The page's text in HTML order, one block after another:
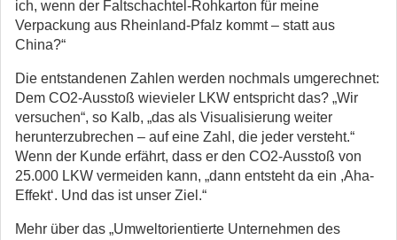
ich, wenn der Faltschachtel-Rohkarton für meine
Verpackung aus Rheinland-Pfalz kommt – statt aus
China?“
Die entstandenen Zahlen werden nochmals umgerechnet:
Dem CO2-Ausstoß wievieler LKW entspricht das? „Wir
versuchen“, so Kalb, „das als Visualisierung weiter
herunterzubrechen – auf eine Zahl, die jeder versteht.“
Wenn der Kunde erfährt, dass er den CO2-Ausstoß von
25.000 LKW vermeiden kann, „dann entsteht da ein ,Aha-
Effekt‘. Und das ist unser Ziel.“
Mehr über das „Umweltorientierte Unternehmen des